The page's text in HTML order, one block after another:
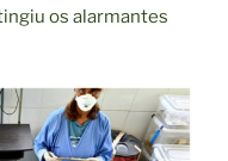
os alarmantes